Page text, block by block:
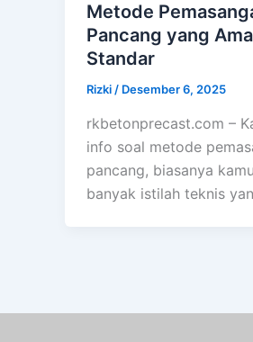
Metode
Pancang yang
Standar
Rizki / Desember 6, 2025
rkbetonprecast.com –
info soal metode
pancang, biasanya
banyak istilah teknis